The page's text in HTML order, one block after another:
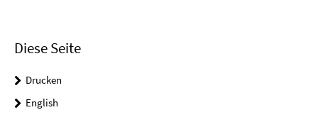
Diese Seite
Drucken
English